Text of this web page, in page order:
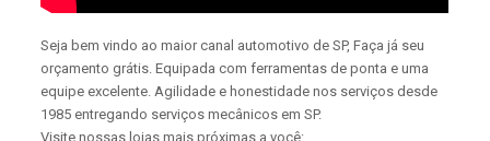
Seja bem vindo ao maior canal automotivo de SP, Faça já seu
orçamento grátis. Equipada com ferramentas de ponta e uma
equipe excelente. Agilidade e honestidade nos serviços desde
1985 entregando serviços mecânicos em SP.
Visite nossas lojas mais próximas a você: